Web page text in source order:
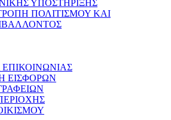
ΥΠΟΣΤΗΡΙΞΗΣ
ΠΟΛΙΤΙΣΜΟΥ ΚΑΙ
ΕΠΙΚΟΙΝΩΝΙΑΣ
ΕΙΣΦΟΡΩΝ